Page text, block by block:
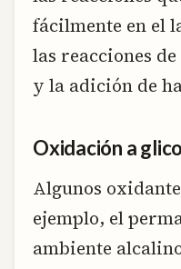
fácilmente en el
las reacciones
y la adición de
Oxidación a
Algunos
ejemplo, el
ambiente